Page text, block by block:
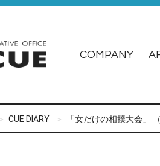
COMPANY
CUE DIARY 「女だけの相撲大会」